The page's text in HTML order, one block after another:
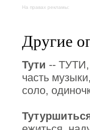
На правах рекламы:
Другие
Тути -- ТУТИ,
часть
соло,